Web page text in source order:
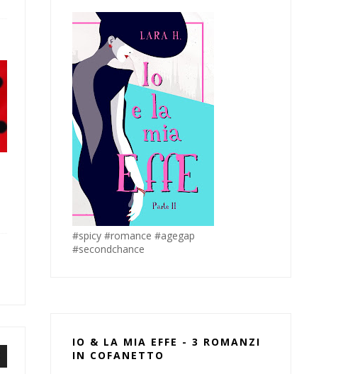
#spicy #romance #agegap
#secondchance
IO & LA MIA EFFE - 3 ROMANZI
IN COFANETTO